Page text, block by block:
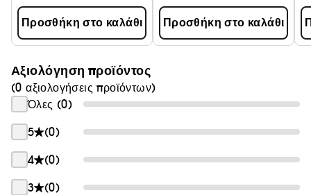
Προσθήκη στο καλάθι Προσθήκη στο καλάθι
Αξιολόγηση προϊόντος
(0 αξιολογήσεις προϊόντων)
Όλες (0)
5
(0)
4
(0)
3
(0)